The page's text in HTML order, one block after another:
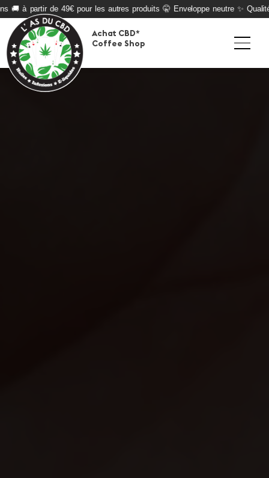
à partir de 49€ pour les autres produits 🤫 Enveloppe neutre ✨ Qualité
Achat CBD*
Coffee Shop